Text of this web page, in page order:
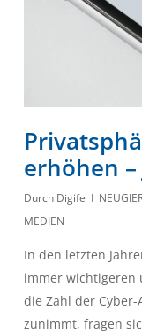
erhöhen
Durch Digife
MEDIEN
In den letzten
immer wichtigeren
die Zahl der
zunimmt, fragen